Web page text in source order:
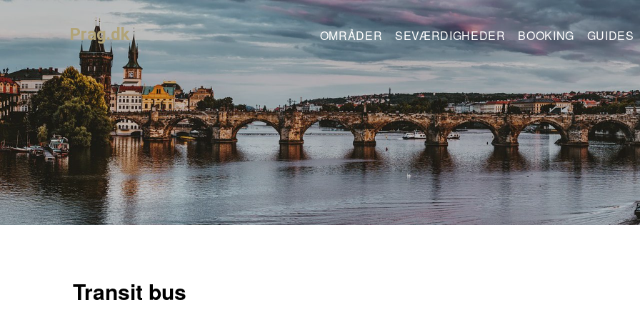
Prag.dk OMRÅDER SEVÆRDIGHEDER BOOKING GUIDES
Transit bus